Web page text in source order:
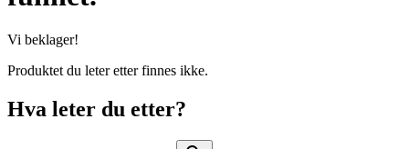
Kontakt
Vi beklager!
Produktet du leter etter finnes ikke.
Hva leter du etter?